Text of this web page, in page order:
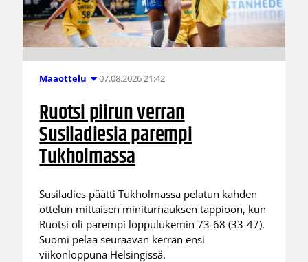
Maaottelu 07.08.2026 21:42
Ruotsi piirun verran
Susiladiesia parempi
Tukholmassa
Susiladies päätti Tukholmassa pelatun kahden
ottelun mittaisen miniturnauksen tappioon, kun
Ruotsi oli parempi loppulukemin 73-68 (33-47).
Suomi pelaa seuraavan kerran ensi
viikonloppuna Helsingissä.